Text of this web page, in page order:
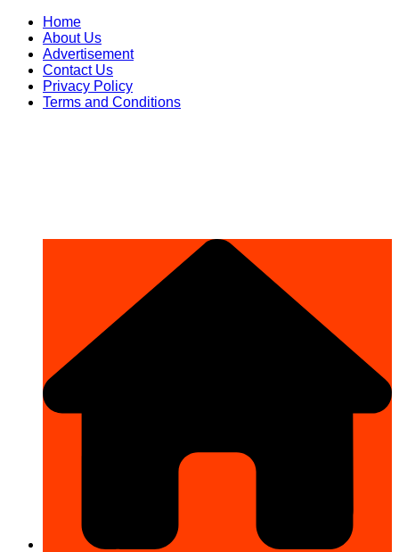
Skip
content
Home
About Us
Advertisement
Contact Us
Privacy Policy
Terms and Conditions